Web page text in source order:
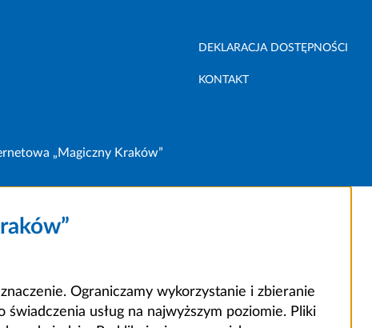
DEKLARACJA DOSTĘPNOŚCI
KONTAKT
„Magiczny Kraków”
Ograniczamy wykorzystanie i zbieranie
usług na najwyższym poziomie. Pliki